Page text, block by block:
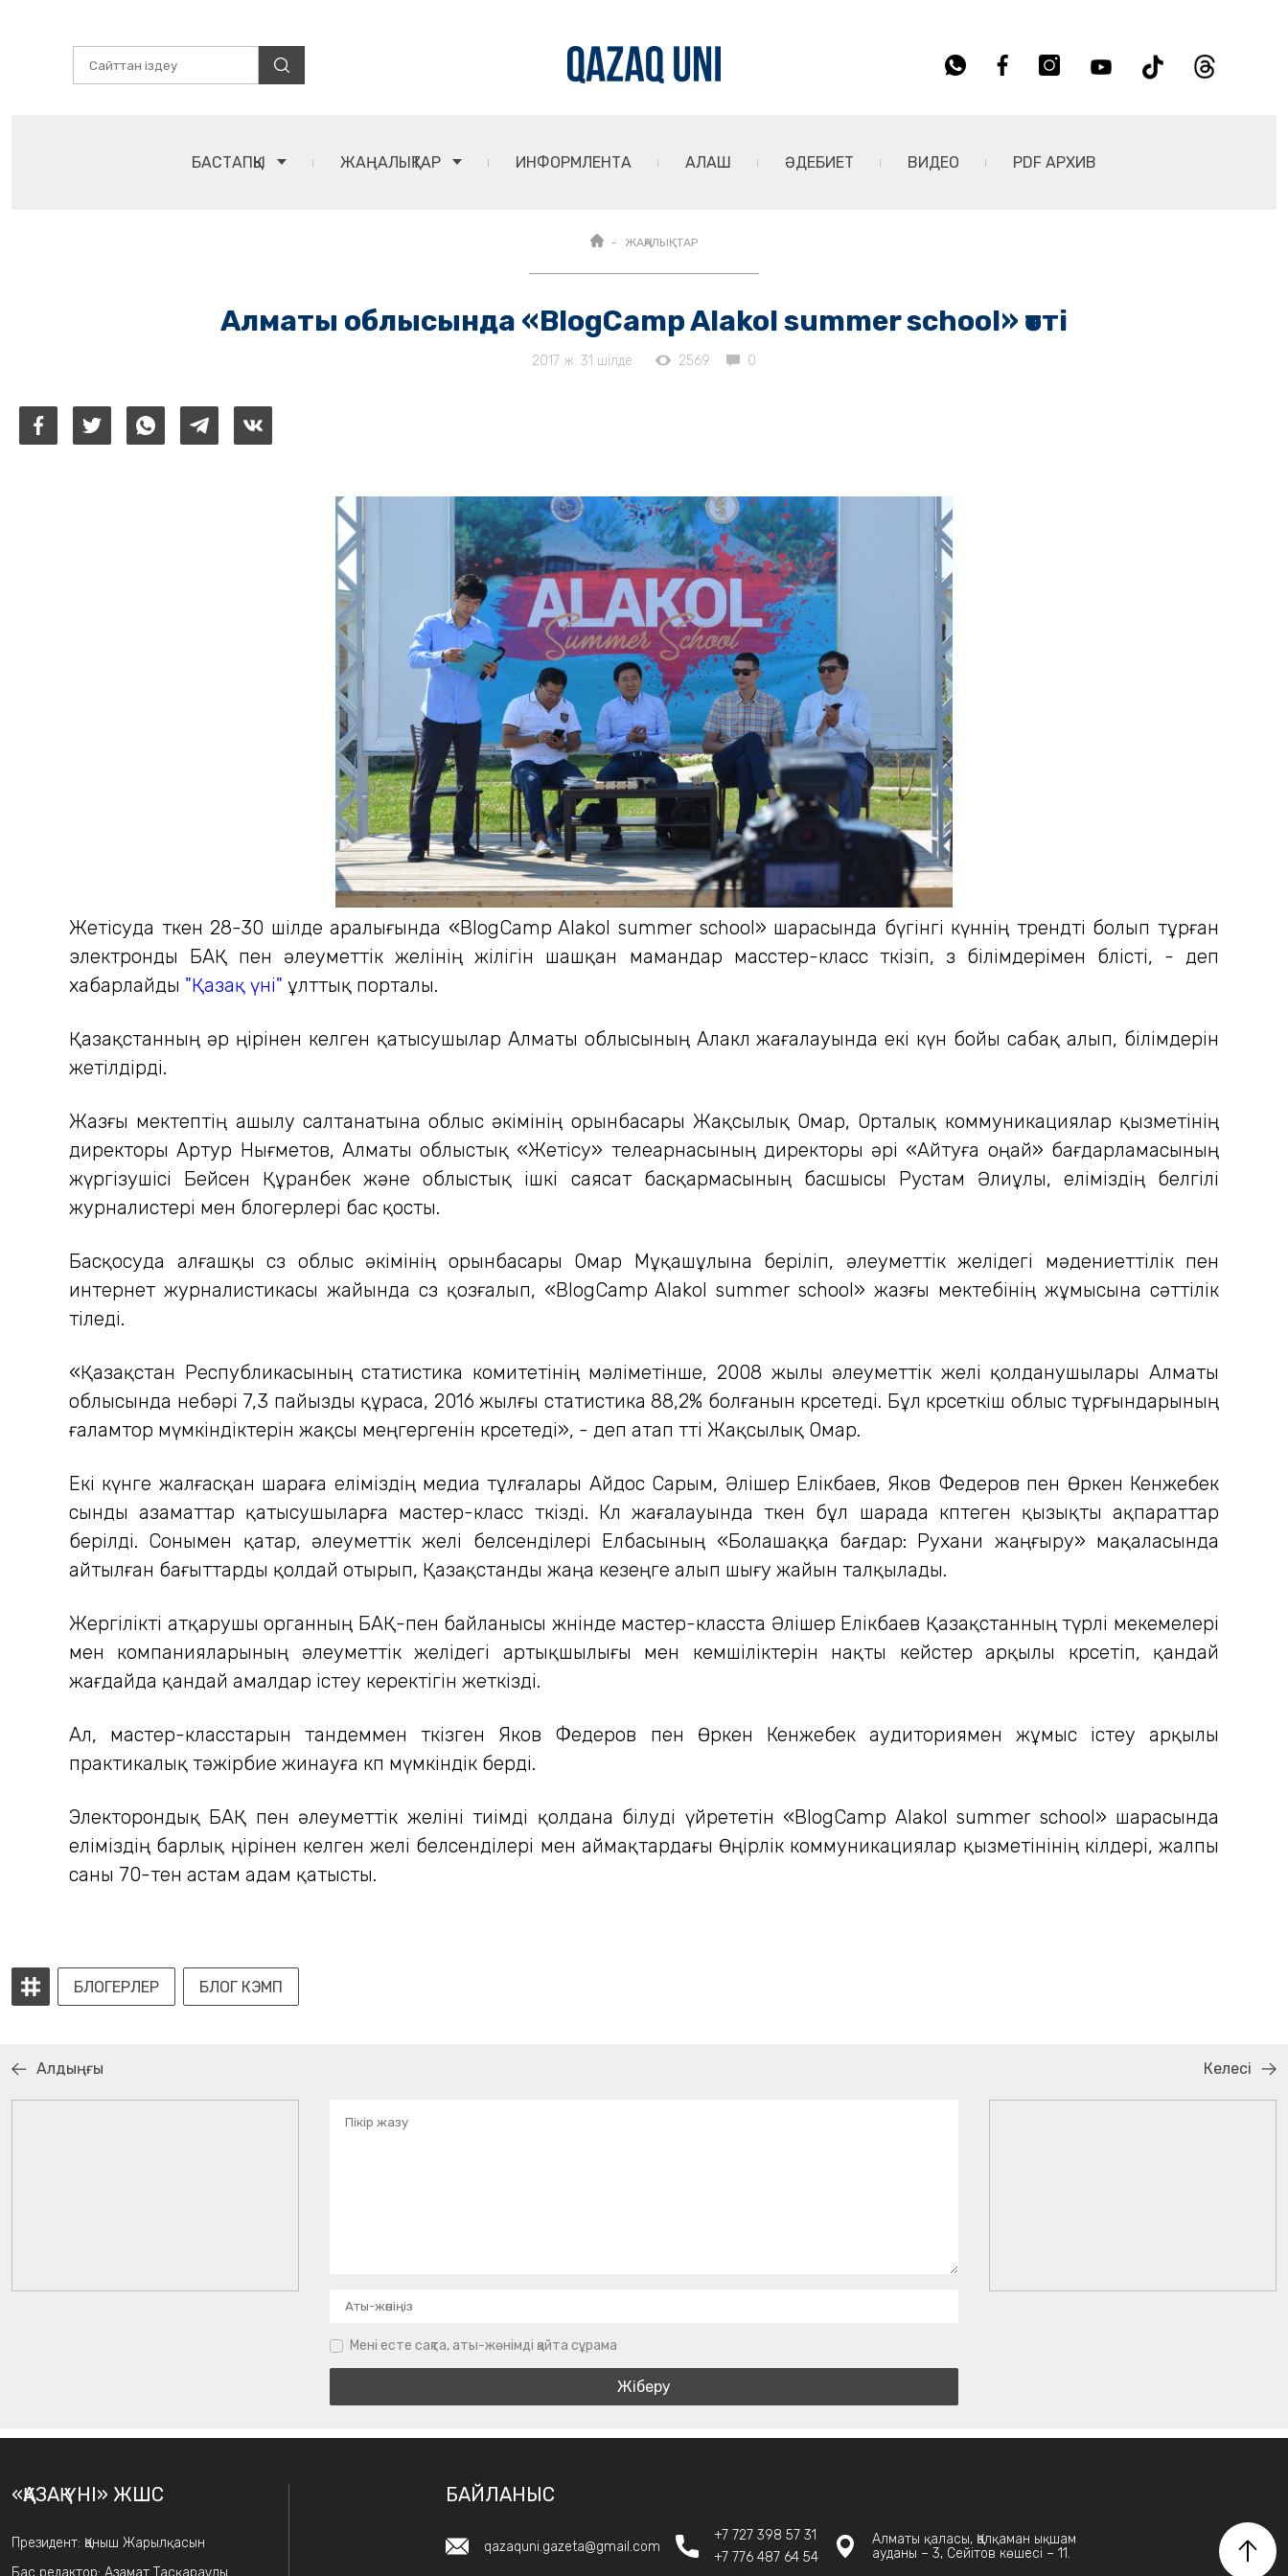
БАСТАПҚЫ ЖАҢАЛЫҚТАР ИНФОРМЛЕНТА АЛАШ ӘДЕБИЕТ ВИДЕО PDF АРХИВ
ЖАҢАЛЫҚТАР
Алматы облысында «BlogCamp Alakol summer school» өтті
2017 ж. 31 шілде 2569 0
Жетісуда өткен 28-30 шілде аралығында «BlogCamp Alakol summer school» шарасында бүгінгі күннің трендті болып тұрған
электронды БАҚ пен әлеуметтік желінің жілігін шашқан мамандар масстер-класс өткізіп, өз білімдерімен бөлісті, - деп
хабарлайды "Қазақ үні" ұлттық порталы.
Қазақстанның әр өңірінен келген қатысушылар Алматы облысының Алакөл жағалауында екі күн бойы сабақ алып, білімдерін
жетілдірді.
Жазғы мектептің ашылу салтанатына облыс әкімінің орынбасары Жақсылық Омар, Орталық коммуникациялар қызметінің
директоры Артур Нығметов, Алматы облыстық «Жетісу» телеарнасының директоры әрі «Айтуға оңай» бағдарламасының
жүргізушісі Бейсен Құранбек және облыстық ішкі саясат басқармасының басшысы Рустам Әлиұлы, еліміздің белгілі
журналистері мен блогерлері бас қосты.
Басқосуда алғашқы сөз облыс әкімінің орынбасары Омар Мұқашұлына беріліп, әлеуметтік желідегі мәдениеттілік пен
интернет журналистикасы жайында сөз қозғалып, «BlogCamp Alakol summer school» жазғы мектебінің жұмысына сәттілік
тіледі.
«Қазақстан Республикасының статистика комитетінің мәліметінше, 2008 жылы әлеуметтік желі қолданушылары Алматы
облысында небәрі 7,3 пайызды құраса, 2016 жылғы статистика 88,2% болғанын көрсетеді. Бұл көрсеткіш облыс тұрғындарының
ғаламтор мүмкіндіктерін жақсы меңгергенін көрсетеді», - деп атап өтті Жақсылық Омар.
Екі күнге жалғасқан шараға еліміздің медиа тұлғалары Айдос Сарым, Әлішер Елікбаев, Яков Федеров пен Өркен Кенжебек
сынды азаматтар қатысушыларға мастер-класс өткізді. Көл жағалауында өткен бұл шарада көптеген қызықты ақпараттар
берілді. Сонымен қатар, әлеуметтік желі белсенділері Елбасының «Болашаққа бағдар: Рухани жаңғыру» мақаласында
айтылған бағыттарды қолдай отырып, Қазақстанды жаңа кезеңге алып шығу жайын талқылады.
Жергілікті атқарушы органның БАҚ-пен байланысы жөнінде мастер-класста Әлішер Елікбаев Қазақстанның түрлі мекемелері
мен компанияларының әлеуметтік желідегі артықшылығы мен кемшіліктерін нақты кейстер арқылы көрсетіп, қандай
жағдайда қандай амалдар істеу керектігін жеткізді.
Ал, мастер-класстарын тандеммен өткізген Яков Федеров пен Өркен Кенжебек аудиториямен жұмыс істеу арқылы
практикалық тәжірбие жинауға көп мүмкіндік берді.
Электорондық БАҚ пен әлеуметтік желіні тиімді қолдана білуді үйрететін «BlogCamp Alakol summer school» шарасында
еліміздің барлық өңірінен келген желі белсенділері мен аймақтардағы Өңірлік коммуникациялар қызметінінің өкілдері, жалпы
саны 70-тен астам адам қатысты.
БЛОГЕРЛЕР БЛОГ КЭМП
Алдыңғы Келесі
Мені есте сақта, аты-жөнімді қайта сұрама
«ҚАЗАҚ ҮНІ» ЖШС
Президент: Қаныш Жарылқасын
Бас редактор: Азамат Тасқараұлы
БАЙЛАНЫС
qazaquni.gazeta@gmail.com
+7 727 398 57 31
+7 776 487 64 54
Алматы қаласы, Қалқаман ықшам
ауданы – 3, Сейітов көшесі – 11.